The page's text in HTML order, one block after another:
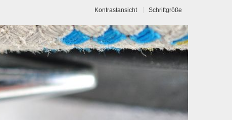
Kontrastansicht Schriftgröße